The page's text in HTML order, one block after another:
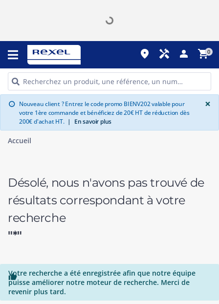
place handyman person shopping_cart0
info Nouveau client ? Entrez le code promo BIENV202 valable pour
votre 1ère commande et bénéficiez de 20€ HT de réduction dès
200€ d'achat HT. | En savoir plus
×
Accueil
Désolé, nous n'avons pas trouvé de
résultats correspondant à votre
recherche
"*"

Votre recherche a été enregistrée afin que notre équipe
puisse améliorer notre moteur de recherche. Merci de
revenir plus tard.